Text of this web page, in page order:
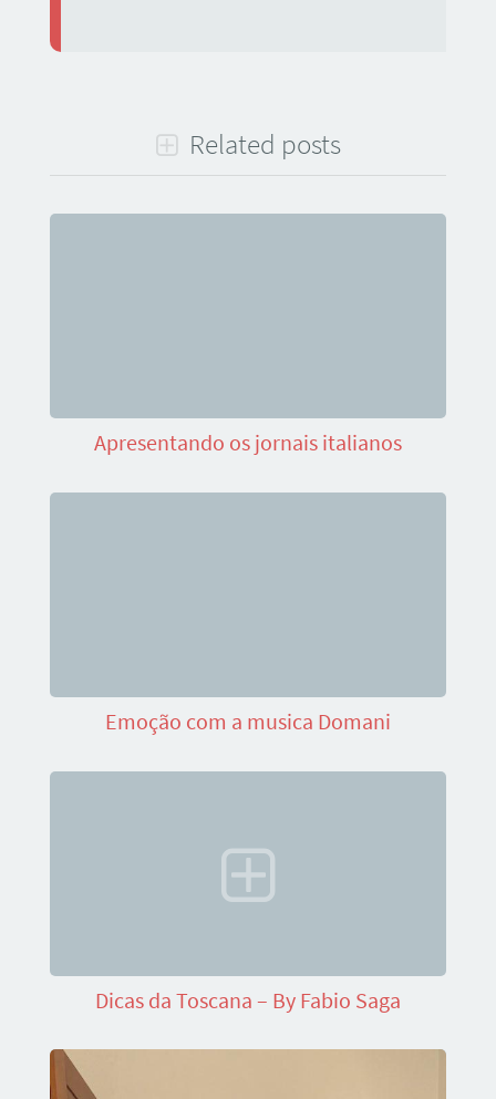
Related posts
Apresentando os jornais italianos
Emoção com a musica Domani
Dicas da Toscana – By Fabio Saga